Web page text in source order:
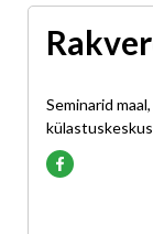
Seminarid